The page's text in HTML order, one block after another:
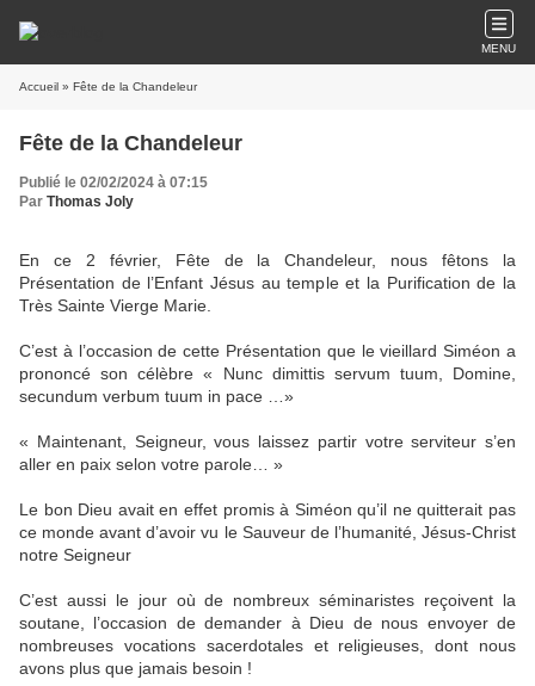
MENU
Accueil » Fête de la Chandeleur
Fête de la Chandeleur
Publié le 02/02/2024 à 07:15
Par Thomas Joly
En ce 2 février, Fête de la Chandeleur, nous fêtons la
Présentation de l’Enfant Jésus au temple et la Purification de la
Très Sainte Vierge Marie.
C’est à l’occasion de cette Présentation que le vieillard Siméon a
prononcé son célèbre « Nunc dimittis servum tuum, Domine,
secundum verbum tuum in pace …»
« Maintenant, Seigneur, vous laissez partir votre serviteur s’en
aller en paix selon votre parole… »
Le bon Dieu avait en effet promis à Siméon qu’il ne quitterait pas
ce monde avant d’avoir vu le Sauveur de l’humanité, Jésus-Christ
notre Seigneur
C’est aussi le jour où de nombreux séminaristes reçoivent la
soutane, l’occasion de demander à Dieu de nous envoyer de
nombreuses vocations sacerdotales et religieuses, dont nous
avons plus que jamais besoin !